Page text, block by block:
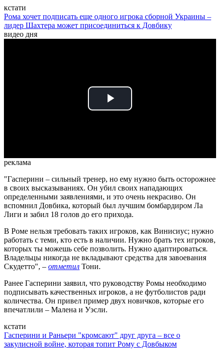
кстати
Рома хочет подписать еще одного игрока сборной Украины –
лидер Шахтера может присоединиться к Довбику
видео дня
Play
реклама
"Гасперини – сильный тренер, но ему нужно быть осторожнее
в своих высказываниях. Он убил своих нападающих
определенными заявлениями, и это очень некрасиво. Он
вспомнил Довбика, который был лучшим бомбардиром Ла
Лиги и забил 18 голов до его прихода.
В Роме нельзя требовать таких игроков, как Винисиус; нужно
работать с теми, кто есть в наличии. Нужно брать тех игроков,
которых ты можешь себе позволить. Нужно адаптироваться.
Владельцы никогда не вкладывают средства для завоевания
Скудетто", – отметил Тони.
Ранее Гасперини заявил, что руководству Ромы необходимо
подписывать качественных игроков, а не футболистов ради
количества. Он привел пример двух новичков, которые его
впечатлили – Малена и Уэсли.
кстати
Гасперини и Раньери "кромсают" друг друга – все о
закулисной войне, которая топит Рому с Довбыком